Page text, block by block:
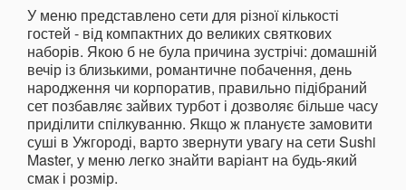
У меню представлено сети для різної кількості
гостей - від компактних до великих святкових
наборів. Якою б не була причина зустрічі: домашній
вечір із близькими, романтичне побачення, день
народження чи корпоратив, правильно підібраний
сет позбавляє зайвих турбот і дозволяє більше часу
приділити спілкуванню. Якщо ж плануєте замовити
суші в Ужгороді, варто звернути увагу на сети Sushi
Master, у меню легко знайти варіант на будь-який
смак і розмір.